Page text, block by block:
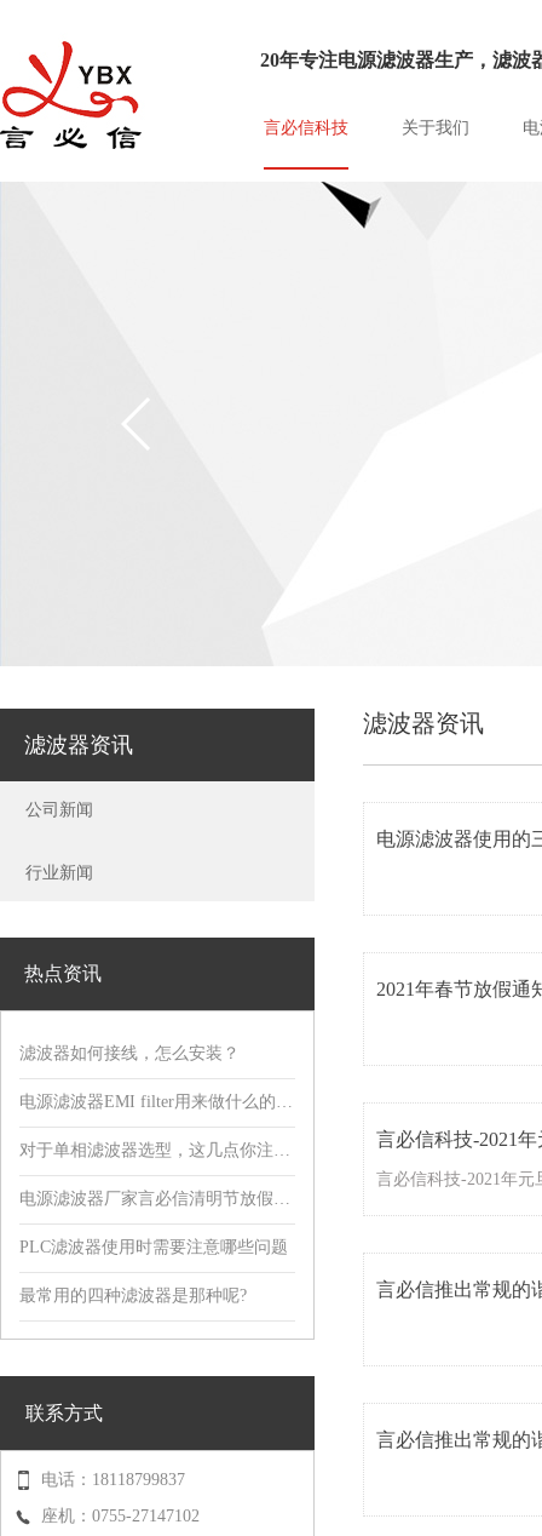
20年专注电源滤波器生产，滤波
言必信科技 关于我们
滤波器资讯
公司新闻
行业新闻
热点资讯
滤波器如何接线，怎么安装？
电源滤波器EMI filter用来做什么的，有什么用?
对于单相滤波器选型，这几点你注意到了吗?
电源滤波器厂家言必信清明节放假通知！
PLC滤波器使用时需要注意哪些问题
最常用的四种滤波器是那种呢?
联系方式
电话：18118799837
座机：0755-27147102
滤波器资讯
电源滤波器使用的
2021年春节放假通
言必信科技-2021
言必信推出常规的
言必信推出常规的